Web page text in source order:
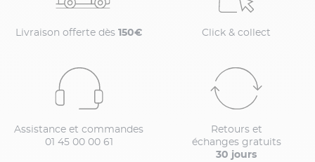
Livraison offerte dès 150€ Click & collect
Assistance et commandes
01 45 00 00 61
Retours et
échanges gratuits
30 jours